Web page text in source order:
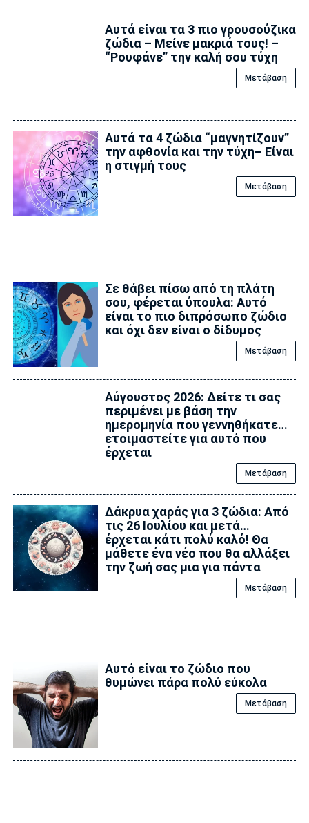
Αυτά είναι τα 3 πιο γρουσούζικα
ζώδια – Μείνε μακριά τους! –
“Ρουφάνε” την καλή σου τύχη
Μετάβαση
Αυτά τα 4 ζώδια “μαγνητίζουν”
την αφθονία και την τύχη– Είναι
η στιγμή τους
Μετάβαση
Σε θάβει πίσω από τη πλάτη
σου, φέρεται ύπουλα: Αυτό
είναι το πιο διπρόσωπο ζώδιο
και όχι δεν είναι ο δίδυμος
Μετάβαση
Αύγουστος 2026: Δείτε τι σας
περιμένει με βάση την
ημερομηνία που γεννηθήκατε…
ετοιμαστείτε για αυτό που
έρχεται
Μετάβαση
Δάκρυα χαράς για 3 ζώδια: Από
τις 26 Ιουλίου και μετά…
έρχεται κάτι πολύ καλό! Θα
μάθετε ένα νέο που θα αλλάξει
την ζωή σας μια για πάντα
Μετάβαση
Αυτό είναι το ζώδιο που
θυμώνει πάρα πολύ εύκολα
Μετάβαση